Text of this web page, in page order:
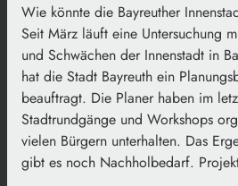
Wie könnte die Bayreuther
Seit März läuft eine Untersuchung
und Schwächen der Innenstadt in
hat die Stadt Bayreuth ein
beauftragt. Die Planer haben im
Stadtrundgänge und Workshops
vielen Bürgern unterhalten. Das
gibt es noch Nachholbedarf.